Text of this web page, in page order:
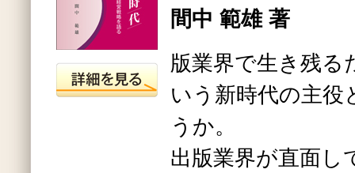
間中 範雄 著
版業界で生き残る
いう新時代の主役
うか。
出版業界が直面し